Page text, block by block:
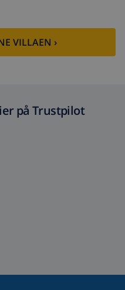
8,80 per person ,
ved ankomst
113,75
av totalbeløp
VILLAEN ›
på Trustpilot